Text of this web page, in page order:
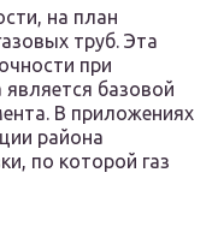
на план
труб. Эта
при
базовой
В приложениях
района
по которой газ